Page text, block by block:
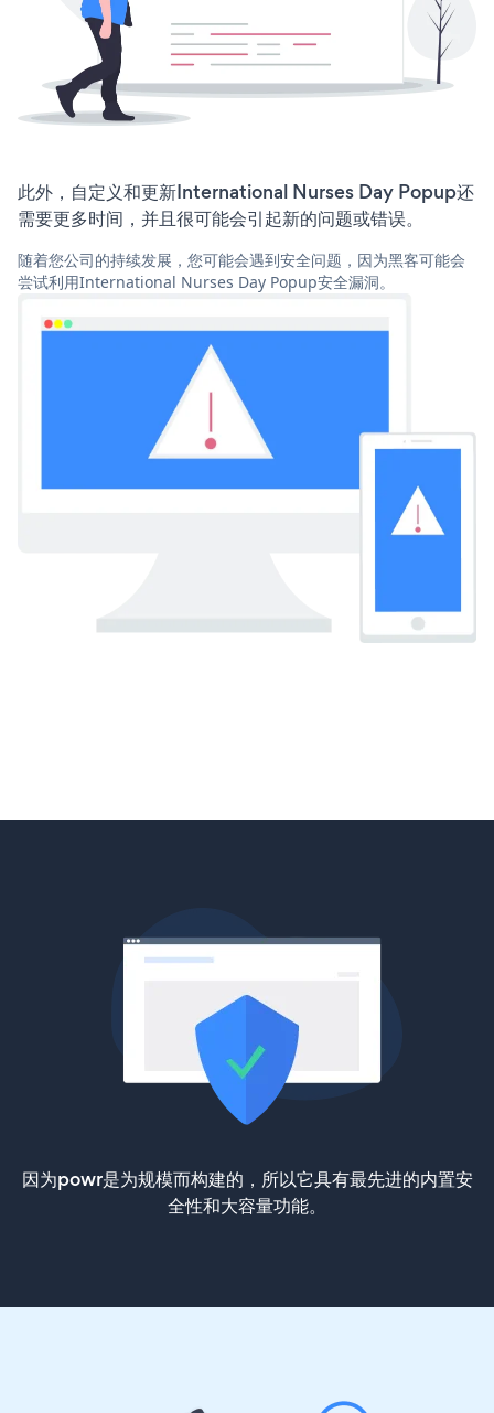
此外，自定义和更新International Nurses Day Popup还
需要更多时间，并且很可能会引起新的问题或错误。
随着您公司的持续发展，您可能会遇到安全问题，因为黑客可能会
尝试利用International Nurses Day Popup安全漏洞。
因为powr是为规模而构建的，所以它具有最先进的内置安
全性和大容量功能。